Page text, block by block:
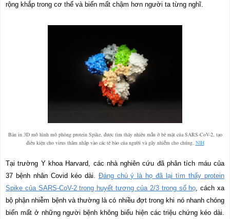
rộng khắp trong cơ thể và biến mất chậm hơn người ta từng nghĩ.
Bản in 3D mô hình mô phỏng protein Spike, được tìm thấy nhiều mẫu ở bề mặt của SARS-CoV-2, tạo
điều kiện cho virus thâm nhập vào các tế bào của người và gây nhiễm cho chúng. NIH
Tại trường Y khoa Harvard, các nhà nghiên cứu đã phân tích máu của
37 bệnh nhân Covid kéo dài. Đáng chú ý là họ đã lại tìm thấy protein
Spike của SARS-CoV-2 trong huyết tương của 2/3 trong số họ, cách xa
bộ phận nhiễm bệnh và thường là có nhiều đợt trong khi nó nhanh chóng
biến mất ở những người bệnh không biểu hiện các triệu chứng kéo dài.